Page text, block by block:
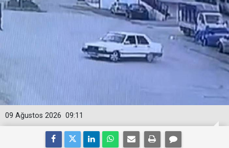
09:11
09 Ağustos 2026